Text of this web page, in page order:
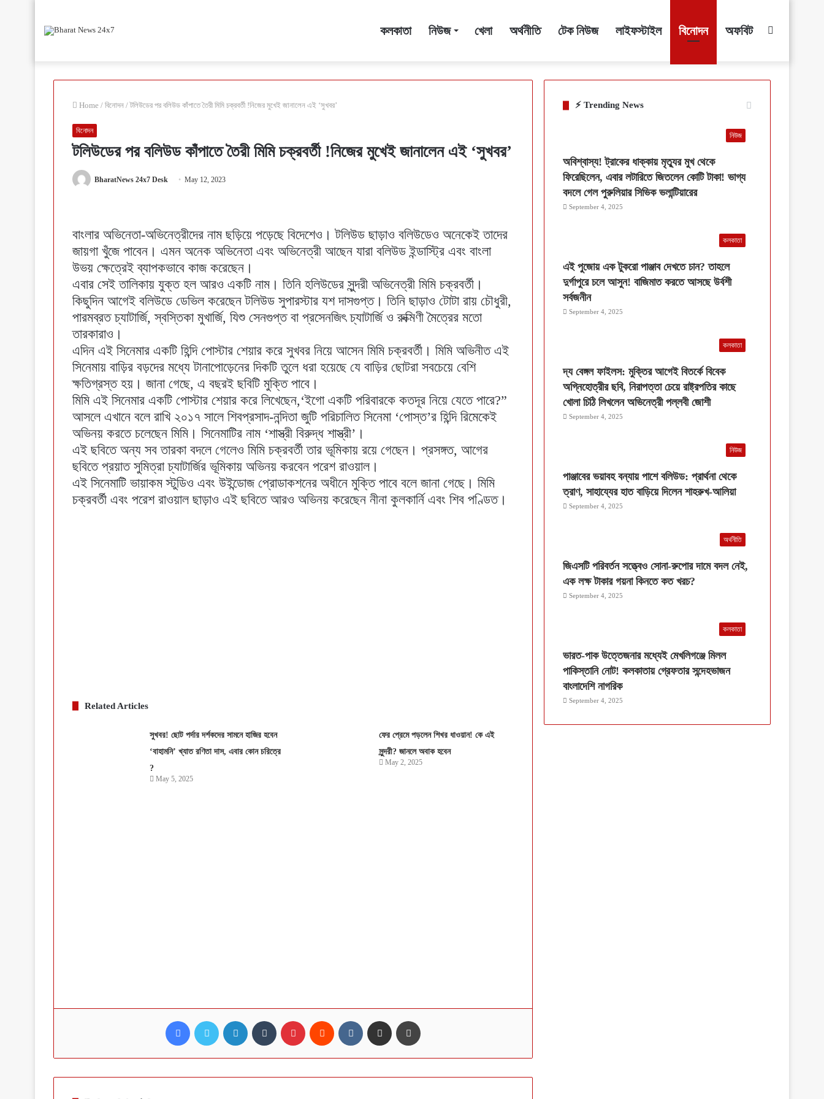
কলকাতা নিউজ খেলা অর্থনীতি টেক নিউজ লাইফস্টাইল বিনোদন অফবিট
Home / বিনোদন / টলিউডের পর বলিউড কাঁপাতে তৈরী মিমি চক্রবর্তী !নিজের মুখেই জানালেন এই ‘সুখবর’
বিনোদন
টলিউডের পর বলিউড কাঁপাতে তৈরী মিমি চক্রবর্তী !নিজের মুখেই জানালেন এই ‘সুখবর’
BharatNews 24x7 Desk May 12, 2023
বাংলার অভিনেতা-অভিনেত্রীদের নাম ছড়িয়ে পড়েছে বিদেশেও। টলিউড ছাড়াও বলিউডেও অনেকেই তাদের
জায়গা খুঁজে পাবেন। এমন অনেক অভিনেতা এবং অভিনেত্রী আছেন যারা বলিউড ইন্ডাস্ট্রি এবং বাংলা
উভয় ক্ষেত্রেই ব্যাপকভাবে কাজ করেছেন।
এবার সেই তালিকায় যুক্ত হল আরও একটি নাম। তিনি হলিউডের সুন্দরী অভিনেত্রী মিমি চক্রবর্তী।
কিছুদিন আগেই বলিউডে ডেভিল করেছেন টলিউড সুপারস্টার যশ দাসগুপ্ত। তিনি ছাড়াও টোটা রায় চৌধুরী,
পারমব্রত চ্যাটার্জি, স্বস্তিকা মুখার্জি, যিশু সেনগুপ্ত বা প্রসেনজিৎ চ্যাটার্জি ও রুক্মিণী মৈত্রের মতো
তারকারাও।
এদিন এই সিনেমার একটি হিন্দি পোস্টার শেয়ার করে সুখবর নিয়ে আসেন মিমি চক্রবর্তী। মিমি অভিনীত এই
সিনেমায় বাড়ির বড়দের মধ্যে টানাপোড়েনের দিকটি তুলে ধরা হয়েছে যে বাড়ির ছোটরা সবচেয়ে বেশি
ক্ষতিগ্রস্ত হয়। জানা গেছে, এ বছরই ছবিটি মুক্তি পাবে।
মিমি এই সিনেমার একটি পোস্টার শেয়ার করে লিখেছেন,‘ইগো একটি পরিবারকে কতদূর নিয়ে যেতে পারে?”
আসলে এখানে বলে রাখি ২০১৭ সালে শিবপ্রসাদ-নন্দিতা জুটি পরিচালিত সিনেমা ‘পোস্ত’র হিন্দি রিমেকেই
অভিনয় করতে চলেছেন মিমি। সিনেমাটির নাম ‘শাস্ত্রী বিরুদ্ধ শাস্ত্রী’।
এই ছবিতে অন্য সব তারকা বদলে গেলেও মিমি চক্রবর্তী তার ভূমিকায় রয়ে গেছেন। প্রসঙ্গত, আগের
ছবিতে প্রয়াত সুমিত্রা চ্যাটার্জির ভূমিকায় অভিনয় করবেন পরেশ রাওয়াল।
এই সিনেমাটি ভায়াকম স্টুডিও এবং উইন্ডোজ প্রোডাকশনের অধীনে মুক্তি পাবে বলে জানা গেছে। মিমি
চক্রবর্তী এবং পরেশ রাওয়াল ছাড়াও এই ছবিতে আরও অভিনয় করেছেন নীনা কুলকার্নি এবং শিব পণ্ডিত।
Related Articles
সুখবর! ছোট পর্দার দর্শকদের সামনে হাজির হবেন
‘বাহামনি’ খ্যাত রণিতা দাস, এবার কোন চরিত্রে
?
May 5, 2025
ফের প্রেমে পড়লেন শিখর ধাওয়ান! কে এই
সুন্দরী? জানলে অবাক হবেন
May 2, 2025
Facebook Twitter LinkedIn Tumblr Pinterest Reddit VKontakte Share via Email
⚡ Trending News
নিউজ
অবিশ্বাস্য! ট্রাকের ধাক্কায় মৃত্যুর মুখ থেকে
ফিরেছিলেন, এবার লটারিতে জিতলেন কোটি টাকা! ভাগ্য
বদলে গেল পুরুলিয়ার সিভিক ভলান্টিয়ারের
September 4, 2025
কলকাতা
এই পুজোয় এক টুকরো পাঞ্জাব দেখতে চান? তাহলে
দুর্গাপুরে চলে আসুন! বাজিমাত করতে আসছে উর্বশী
সর্বজনীন
September 4, 2025
কলকাতা
দ্য বেঙ্গল ফাইলস: মুক্তির আগেই বিতর্কে বিবেক
অগ্নিহোত্রীর ছবি, নিরাপত্তা চেয়ে রাষ্ট্রপতির কাছে
খোলা চিঠি লিখলেন অভিনেত্রী পল্লবী জোশী
September 4, 2025
নিউজ
পাঞ্জাবের ভয়াবহ বন্যায় পাশে বলিউড: প্রার্থনা থেকে
ত্রাণ, সাহায্যের হাত বাড়িয়ে দিলেন শাহরুখ-আলিয়া
September 4, 2025
অর্থনীতি
জিএসটি পরিবর্তন সত্ত্বেও সোনা-রুপোর দামে বদল নেই,
এক লক্ষ টাকার গয়না কিনতে কত খরচ?
September 4, 2025
কলকাতা
ভারত-পাক উত্তেজনার মধ্যেই মেখলিগঞ্জে মিলল
পাকিস্তানি নোট! কলকাতায় গ্রেফতার সন্দেহভাজন
বাংলাদেশি নাগরিক
September 4, 2025